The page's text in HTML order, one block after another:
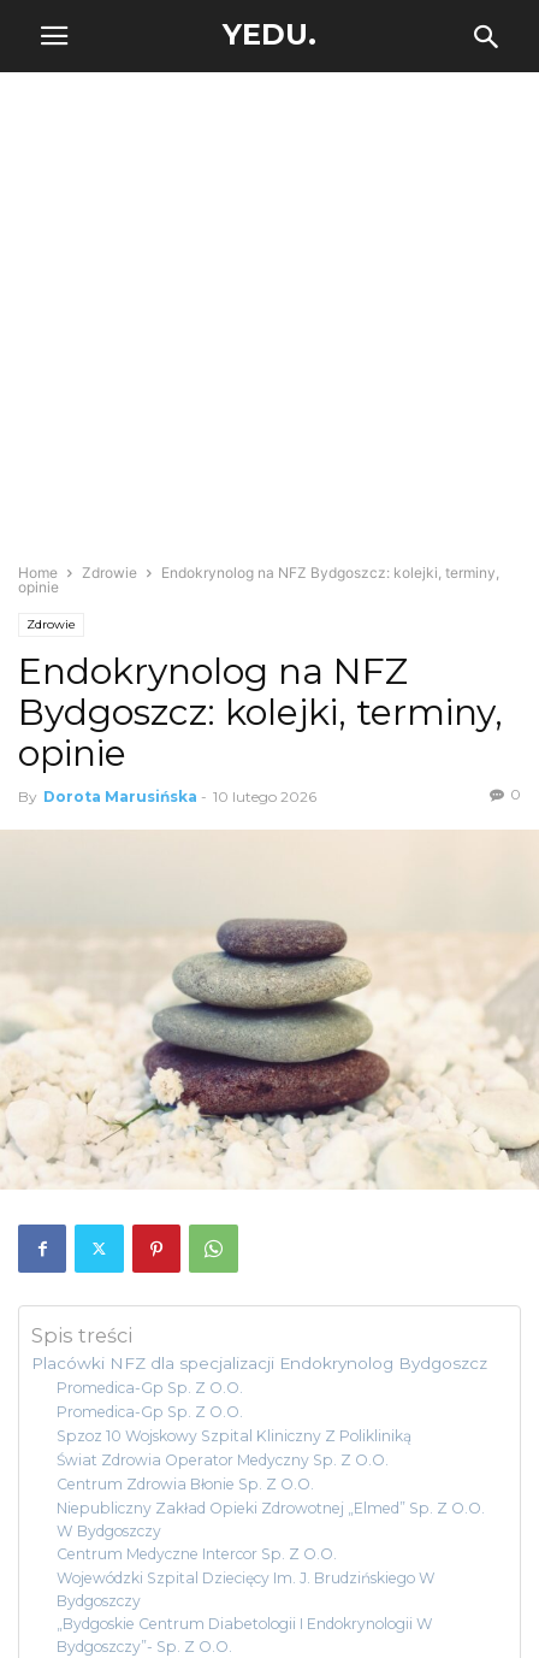
YEDU.
Home Zdrowie
Endokrynolog na NFZ Bydgoszcz: kolejki, terminy,
opinie
Zdrowie
Endokrynolog na NFZ
Bydgoszcz: kolejki, terminy,
opinie
By Dorota Marusińska - 10 lutego 2026 0
Spis treści
Placówki NFZ dla specjalizacji Endokrynolog Bydgoszcz
Promedica-Gp Sp. Z O.O.
Promedica-Gp Sp. Z O.O.
Spzoz 10 Wojskowy Szpital Kliniczny Z Polikliniką
Świat Zdrowia Operator Medyczny Sp. Z O.O.
Centrum Zdrowia Błonie Sp. Z O.O.
Niepubliczny Zakład Opieki Zdrowotnej „Elmed” Sp. Z O.O.
W Bydgoszczy
Centrum Medyczne Intercor Sp. Z O.O.
Wojewódzki Szpital Dziecięcy Im. J. Brudzińskiego W
Bydgoszczy
„Bydgoskie Centrum Diabetologii I Endokrynologii W
Bydgoszczy”- Sp. Z O.O.